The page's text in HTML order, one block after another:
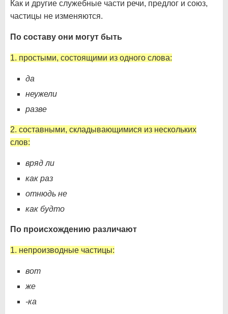
Как и другие служебные части речи, предлог и союз,
частицы не изменяются.
По составу они могут быть
1. простыми, состоящими из одного слова:
да
неужели
разве
2. составными, складывающимися из нескольких
слов:
вряд ли
как раз
отнюдь не
как будто
По происхождению различают
1. непроизводные частицы:
вот
же
-ка